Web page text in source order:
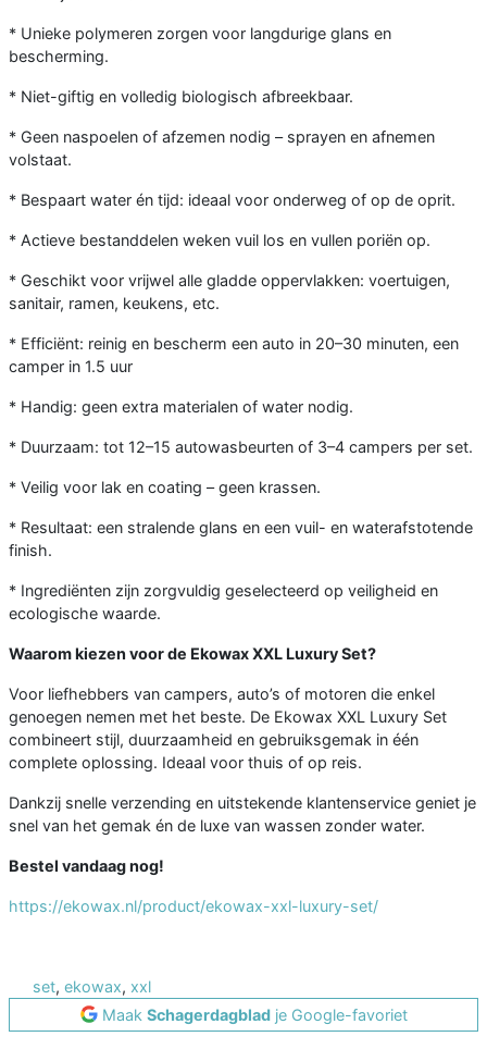
* Unieke polymeren zorgen voor langdurige glans en
bescherming.
* Niet-giftig en volledig biologisch afbreekbaar.
* Geen naspoelen of afzemen nodig – sprayen en afnemen
volstaat.
* Bespaart water én tijd: ideaal voor onderweg of op de oprit.
* Actieve bestanddelen weken vuil los en vullen poriën op.
* Geschikt voor vrijwel alle gladde oppervlakken: voertuigen,
sanitair, ramen, keukens, etc.
* Efficiënt: reinig en bescherm een auto in 20–30 minuten, een
camper in 1.5 uur
* Handig: geen extra materialen of water nodig.
* Duurzaam: tot 12–15 autowasbeurten of 3–4 campers per set.
* Veilig voor lak en coating – geen krassen.
* Resultaat: een stralende glans en een vuil- en waterafstotende
finish.
* Ingrediënten zijn zorgvuldig geselecteerd op veiligheid en
ecologische waarde.
Waarom kiezen voor de Ekowax XXL Luxury Set?
Voor liefhebbers van campers, auto’s of motoren die enkel
genoegen nemen met het beste. De Ekowax XXL Luxury Set
combineert stijl, duurzaamheid en gebruiksgemak in één
complete oplossing. Ideaal voor thuis of op reis.
Dankzij snelle verzending en uitstekende klantenservice geniet je
snel van het gemak én de luxe van wassen zonder water.
Bestel vandaag nog!
https://ekowax.nl/product/ekowax-xxl-luxury-set/
set, ekowax, xxl
Maak Schagerdagbladje Google-favoriet